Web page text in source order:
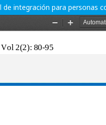
integración para personas